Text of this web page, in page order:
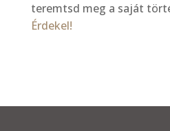
teremtsd meg a saját
Érdekel!